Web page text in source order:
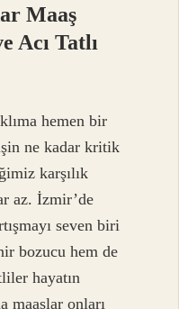
Maaş
Acı Tatlı
hemen bir
ne kadar kritik
karşılık
az. İzmir’de
seven biri
bozucu hem de
hayatın
maaşlar onları